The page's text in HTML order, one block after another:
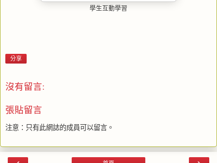
學生互動學習
分享
沒有留言:
張貼留言
注意：只有此網誌的成員可以留言。